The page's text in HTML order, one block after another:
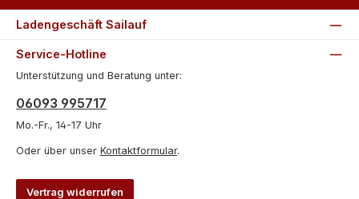
Service-Hotline
Unterstützung und Beratung unter:
06093 995717
Mo.-Fr., 14-17 Uhr
Oder über unser Kontaktformular.
Vertrag widerrufen
Ladengeschäft Sailauf